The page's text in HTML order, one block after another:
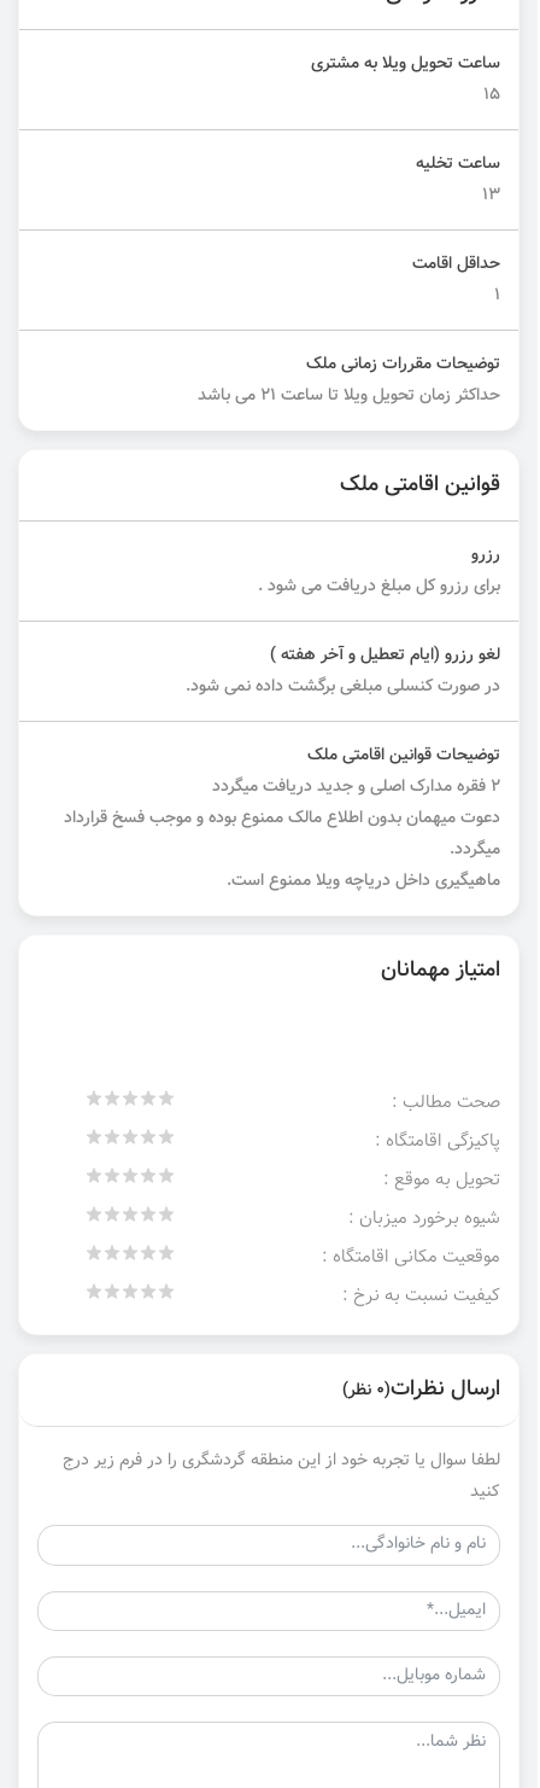
ساعت تحویل ویلا به مشتری
۱۵
ساعت تخلیه
۱۳
حداقل اقامت
1
توضیحات مقررات زمانی ملک
حداکثر زمان تحویل ویلا تا ساعت ۲۱ می باشد
قوانین اقامتی ملک
رزرو
برای رزرو کل مبلغ دریافت می شود .
لغو رزرو (ایام تعطیل و آخر هفته )
در صورت کنسلی مبلغی برگشت داده نمی شود.
توضیحات قوانین اقامتی ملک
۲ فقره مدارک اصلی و جدید دریافت میگردد
دعوت میهمان بدون اطلاع مالک ممنوع بوده و موجب فسخ قرارداد
میگردد.
ماهیگیری داخل دریاچه ویلا ممنوع است.
امتیاز مهمانان
صحت مطالب :
پاکیزگی اقامتگاه :
تحویل به موقع :
شیوه برخورد میزبان :
موقعیت مکانی اقامتگاه :
کیفیت نسبت به نرخ :
ارسال نظرات(0 نظر)
لطفا سوال یا تجربه خود از این منطقه گردشگری را در فرم زیر درج
کنید